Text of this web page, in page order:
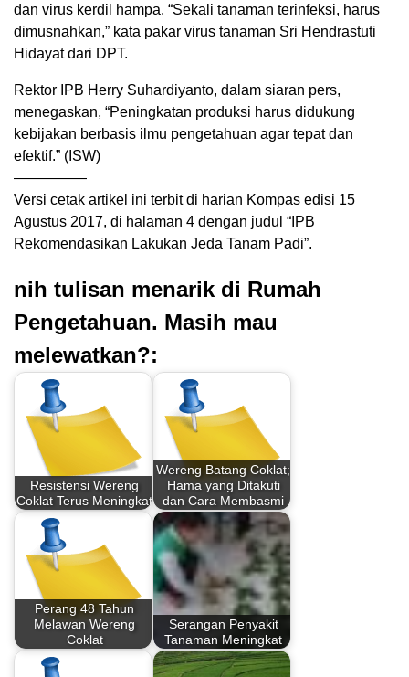
dan virus kerdil hampa. “Sekali tanaman terinfeksi, harus
dimusnahkan,” kata pakar virus tanaman Sri Hendrastuti
Hidayat dari DPT.
Rektor IPB Herry Suhardiyanto, dalam siaran pers,
menegaskan, “Peningkatan produksi harus didukung
kebijakan berbasis ilmu pengetahuan agar tepat dan
efektif.” (ISW)
—————
Versi cetak artikel ini terbit di harian Kompas edisi 15
Agustus 2017, di halaman 4 dengan judul “IPB
Rekomendasikan Lakukan Jeda Tanam Padi”.
nih tulisan menarik di Rumah
Pengetahuan. Masih mau
melewatkan?:
Resistensi Wereng
Coklat Terus Meningkat
Wereng Batang Coklat;
Hama yang Ditakuti
dan Cara Membasmi
Perang 48 Tahun
Melawan Wereng
Coklat
Serangan Penyakit
Tanaman Meningkat